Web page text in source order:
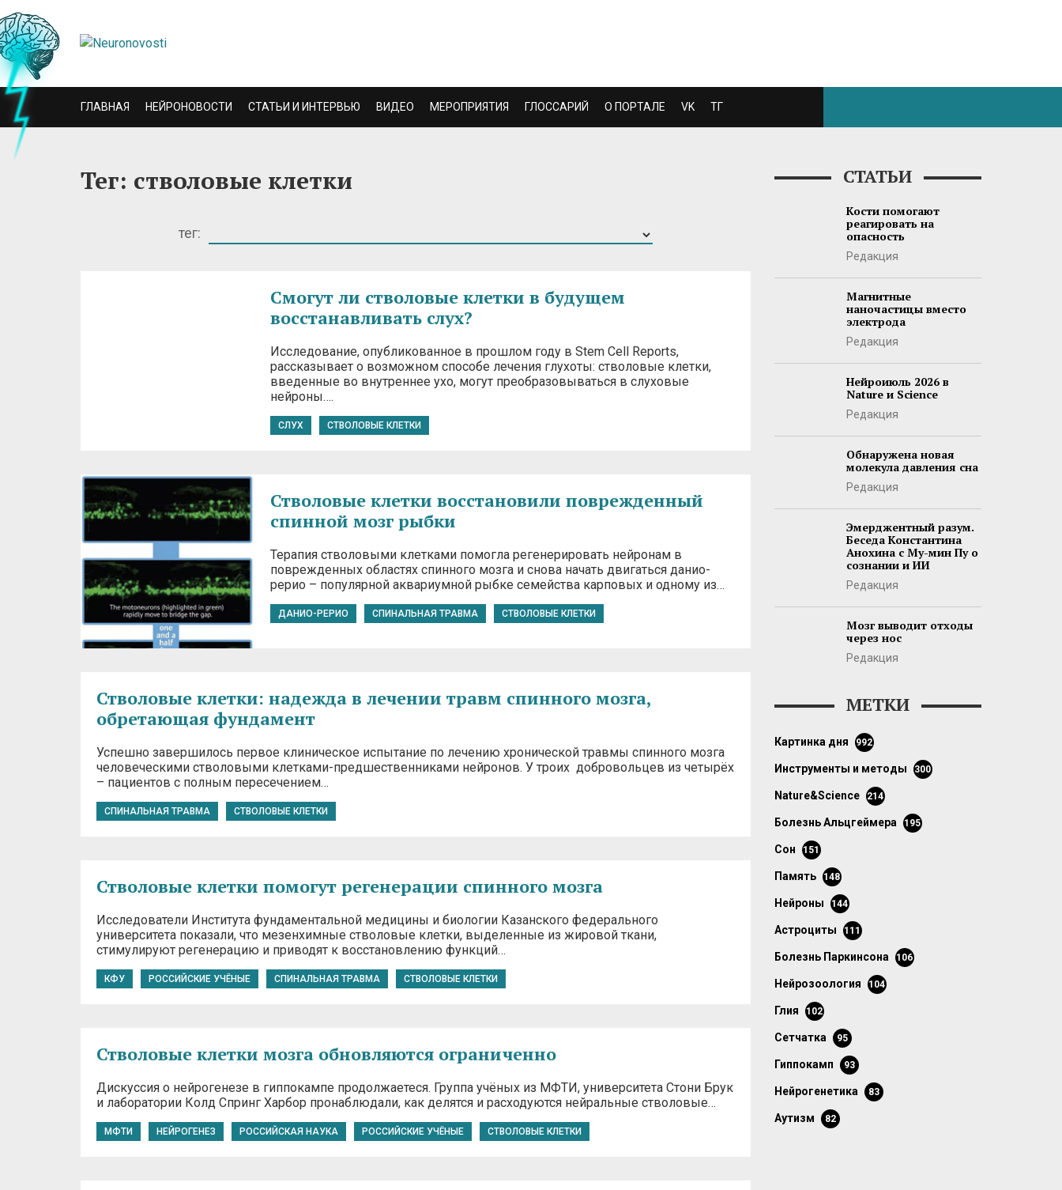
ГЛАВНАЯ НЕЙРОНОВОСТИ СТАТЬИ И ИНТЕРВЬЮ ВИДЕО МЕРОПРИЯТИЯ ГЛОССАРИЙ О ПОРТАЛЕ VK ТГ
Тег: стволовые клетки
тег:
Смогут ли стволовые клетки в будущем
восстанавливать слух?
Исследование, опубликованное в прошлом году в Stem Cell Reports,
рассказывает о возможном способе лечения глухоты: стволовые клетки,
введенные во внутреннее ухо, могут преобразовываться в слуховые
нейроны….
СЛУХ СТВОЛОВЫЕ КЛЕТКИ
Стволовые клетки восстановили поврежденный
спинной мозг рыбки
Терапия стволовыми клетками помогла регенерировать нейронам в
поврежденных областях спинного мозга и снова начать двигаться данио-
рерио – популярной аквариумной рыбке семейства карповых и одному из…
ДАНИО-РЕРИО СПИНАЛЬНАЯ ТРАВМА СТВОЛОВЫЕ КЛЕТКИ
Стволовые клетки: надежда в лечении травм спинного мозга,
обретающая фундамент
Успешно завершилось первое клиническое испытание по лечению хронической травмы спинного мозга
человеческими стволовыми клетками-предшественниками нейронов. У троих добровольцев из четырёх
– пациентов с полным пересечением…
СПИНАЛЬНАЯ ТРАВМА СТВОЛОВЫЕ КЛЕТКИ
Стволовые клетки помогут регенерации спинного мозга
Исследователи Института фундаментальной медицины и биологии Казанского федерального
университета показали, что мезенхимные стволовые клетки, выделенные из жировой ткани,
стимулируют регенерацию и приводят к восстановлению функций…
КФУ РОССИЙСКИЕ УЧЁНЫЕ СПИНАЛЬНАЯ ТРАВМА СТВОЛОВЫЕ КЛЕТКИ
Стволовые клетки мозга обновляются ограниченно
Дискуссия о нейрогенезе в гиппокампе продолжаетеся. Группа учёных из МФТИ, университета Стони Брук
и лаборатории Колд Спринг Харбор пронаблюдали, как делятся и расходуются нейральные стволовые…
МФТИ НЕЙРОГЕНЕЗ РОССИЙСКАЯ НАУКА РОССИЙСКИЕ УЧЁНЫЕ СТВОЛОВЫЕ КЛЕТКИ
СТАТЬИ
Кости помогают
реагировать на
опасность
Редакция
Магнитные
наночастицы вместо
электрода
Редакция
Нейроиюль 2026 в
Nature и Science
Редакция
Обнаружена новая
молекула давления сна
Редакция
Эмерджентный разум.
Беседа Константина
Анохина с Му-мин Пу о
сознании и ИИ
Редакция
Мозг выводит отходы
через нос
Редакция
МЕТКИ
картинка дня 992
инструменты и методы 300
Nature&Science 214
болезнь Альцгеймера 195
сон 151
память 148
нейроны 144
астроциты 111
болезнь Паркинсона 106
нейрозоология 104
глия 102
сетчатка 95
гиппокамп 93
нейрогенетика 83
аутизм 82